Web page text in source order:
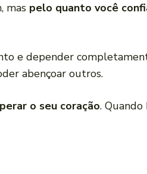
mas pelo quanto você
e depender
abençoar outros.
o seu coração.